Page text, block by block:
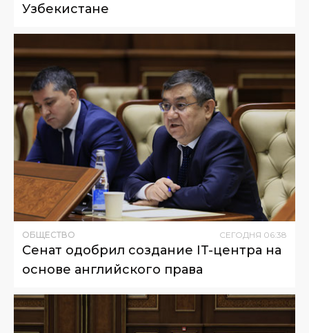
Узбекистане
ОБЩЕСТВО СЕГОДНЯ 06:38
Сенат одобрил создание IT-центра на
основе английского права